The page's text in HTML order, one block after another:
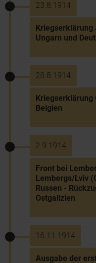
23.8.1914
Kriegserklärung
Ungarn und
28.8.1914
Kriegserklärung
Belgien
2.9.1914
Front bei
Lembergs/Lviv
Russen -
Ostgalizien
16.11.1914
Ausgabe der